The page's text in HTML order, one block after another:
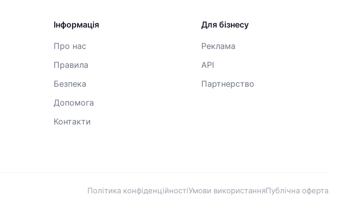
Інформація
Про нас
Правила
Безпека
Допомога
Контакти
Для бізнесу
Реклама
API
Партнерство
Політика конфіденційностіУмови використанняПублічна оферта